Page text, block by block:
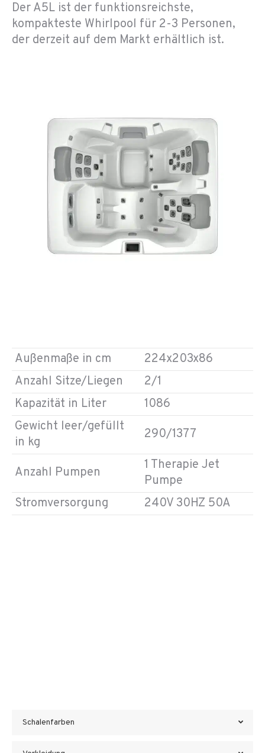
Der A5L ist der funktionsreichste,
kompakteste Whirlpool für 2-3 Personen,
der derzeit auf dem Markt erhältlich ist.
Außenmaße in cm
224x203x86
Anzahl Sitze/Liegen
2/1
Kapazität in Liter
1086
Gewicht leer/gefüllt
in kg
290/1377
Anzahl Pumpen
1 Therapie Jet
Pumpe
Stromversorgung
240V 30HZ 50A
Schalenfarben